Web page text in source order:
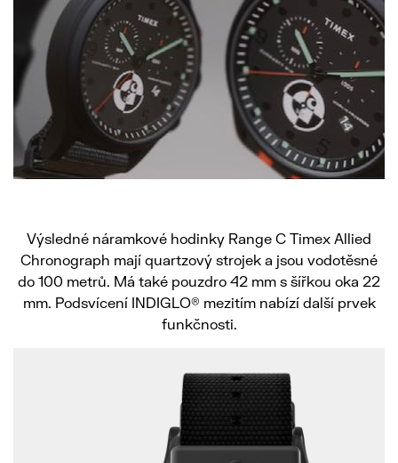
Výsledné náramkové hodinky Range C Timex Allied
Chronograph mají quartzový strojek a jsou vodotěsné
do 100 metrů. Má také pouzdro 42 mm s šířkou oka 22
mm. Podsvícení INDIGLO® mezitím nabízí další prvek
funkčnosti.